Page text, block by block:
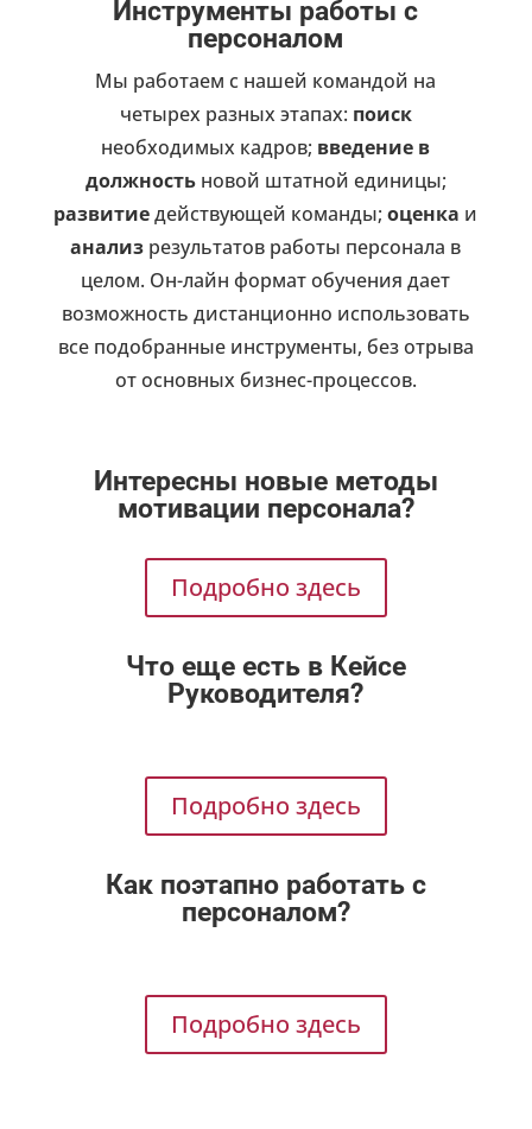
Инструменты работы с
персоналом
Мы работаем с нашей командой на
четырех разных этапах: поиск
необходимых кадров; введение в
должностьновой штатной единицы;
развитиедействующей команды;оценка и
анализ результатов работы персонала в
целом. Он-лайн формат обучения дает
возможность дистанционно использовать
все подобранные инструменты, без отрыва
от основных бизнес-процессов.
Интересны новые методы
мотивации персонала?
Подробно здесь
Что еще есть в Кейсе
Руководителя?
Подробно здесь
Как поэтапно работать с
персоналом?
Подробно здесь